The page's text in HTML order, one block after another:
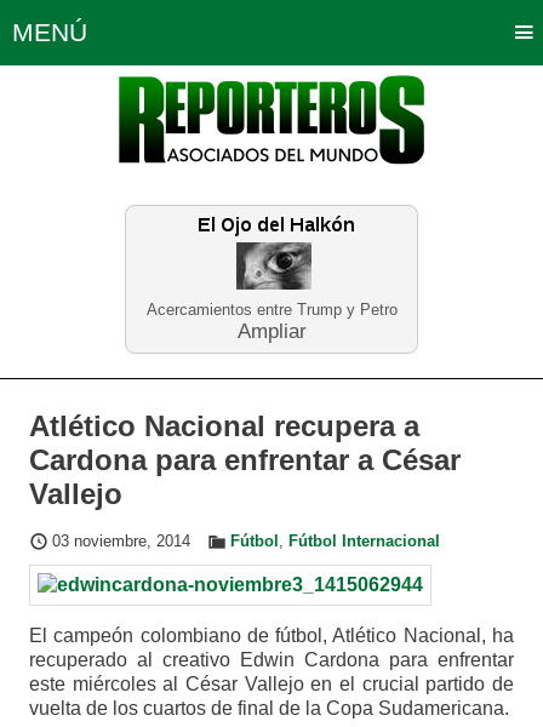
Acercamientos entre Trump y Petro
Ampliar
MENÚ
Política Opinión Bogotá
Planeta Tierra Deportes
Educación Neira
Atlético Nacional recupera a
Cardona para enfrentar a César
Vallejo
03 noviembre, 2014 Fútbol , Fútbol Internacional
El campeón colombiano de fútbol, Atlético Nacional, ha
recuperado al creativo Edwin Cardona para enfrentar
este miércoles al César Vallejo en el crucial partido de
vuelta de los cuartos de final de la Copa Sudamericana.